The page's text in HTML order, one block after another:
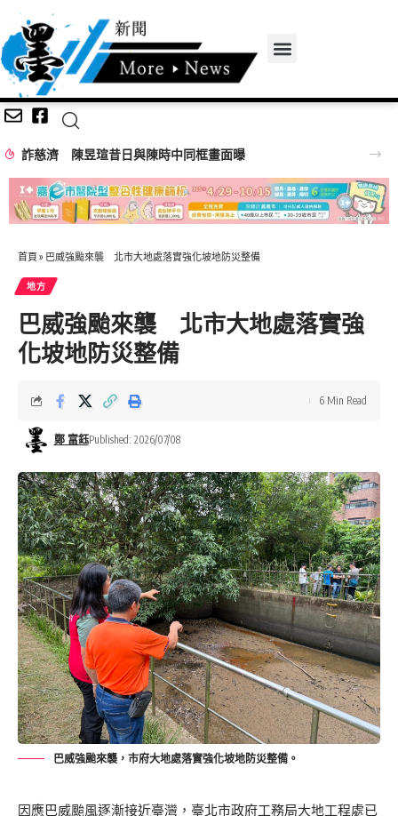
詐慈濟 陳昱瑄昔日與陳時中同框畫面曝
首頁 » 巴威強颱來襲 北市大地處落實強化坡地防災整備
地方
巴威強颱來襲 北市大地處落實強
化坡地防災整備
鄭 富鈺Published: 2026/07/08
6 Min Read
巴威強颱來襲，市府大地處落實強化坡地防災整備。
因應巴威颱風逐漸接近臺灣，臺北市政府工務局大地工程處已